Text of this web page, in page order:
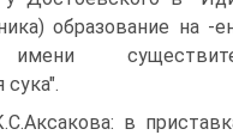
образование на -
сука".
в